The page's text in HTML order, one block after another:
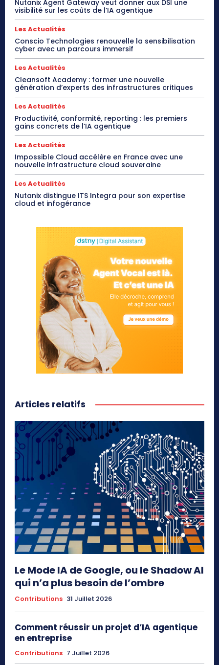
Nutanix Agent Gateway veut donner aux DSI une
visibilité sur les coûts de l’IA agentique
Les Actualités
Conscio Technologies renouvelle la sensibilisation
cyber avec un parcours immersif
Les Actualités
Cleansoft Academy : former une nouvelle
génération d’experts des infrastructures critiques
Les Actualités
Productivité, conformité, reporting : les premiers
gains concrets de l’IA agentique
Les Actualités
Impossible Cloud accélère en France avec une
nouvelle infrastructure cloud souveraine
Les Actualités
Nutanix distingue ITS Integra pour son expertise
cloud et infogérance
Articles relatifs
Le Mode IA de Google, ou le Shadow AI
qui n’a plus besoin de l’ombre
Contributions 31 Juillet 2026
Comment réussir un projet d’IA agentique
en entreprise
Contributions 7 Juillet 2026